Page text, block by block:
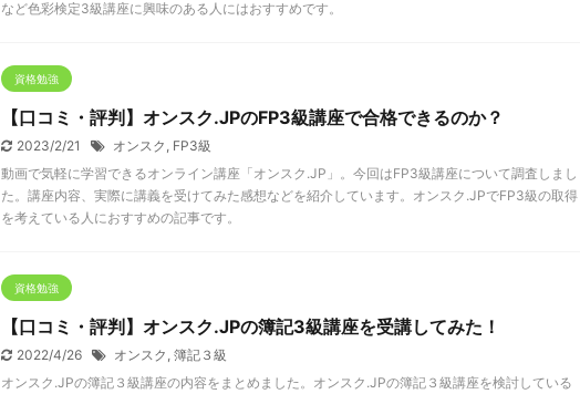
など色彩検定3級講座に興味のある人にはおすすめです。
資格勉強
【口コミ・評判】オンスク.JPのFP3級講座で合格できるのか？
2023/2/21 オンスク , FP3級
動画で気軽に学習できるオンライン講座「オンスク.JP」。今回はFP3級講座について調査しまし
た。講座内容、実際に講義を受けてみた感想などを紹介しています。オンスク.JPでFP3級の取得
を考えている人におすすめの記事です。
資格勉強
【口コミ・評判】オンスク.JPの簿記3級講座を受講してみた！
2022/4/26 オンスク , 簿記３級
オンスク.JPの簿記３級講座の内容をまとめました。オンスク.JPの簿記３級講座を検討している